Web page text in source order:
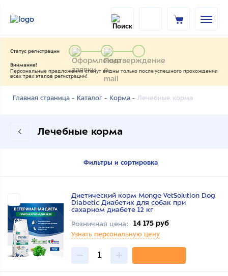
Статус регистрации
Внимание!
Персональные предложения станут видны только после успешного прохождения
всех трех этапов регистрации!
Главная страница - Каталог - Корма - Лечебные корма
Лечебные корма
Фильтры и сортировка
Диетический корм Monge VetSolution Dog
Diabetic Диабетик для собак при
сахарном диабете 12 кг
Розничная цена:
14 175 руб
Узнать персональную цену